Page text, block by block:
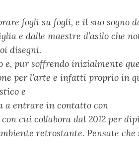
fogli su fogli, e il suo
e dalle maestre d’asilo che
disegni.
e, pur soffrendo inizialmente
per l’arte e infatti proprio in
e
a entrare in contatto con
cui collabora dal 2012 per
retrostante. Pensate